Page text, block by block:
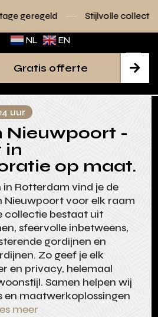
Stijlvolle collecties voor elk
NL EN

Gratis offerte
uur
Nieuwpoort -
in
op maat.
in Rotterdam vind je de
Nieuwpoort voor elk raam
collectie bestaat uit
sfeervolle inbetweens,
gordijnen en
Zo geef je elk
en privacy, helemaal
Samen helpen wij
en maatwerkoplossingen
meer